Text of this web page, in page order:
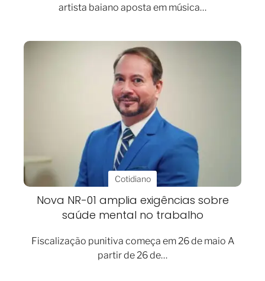
artista baiano aposta em música…
Cotidiano
Nova NR-01 amplia exigências sobre
saúde mental no trabalho
Fiscalização punitiva começa em 26 de maio A
partir de 26 de…